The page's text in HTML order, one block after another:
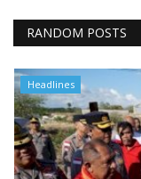
RANDOM POSTS
Headlines